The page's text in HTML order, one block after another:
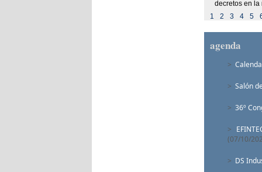
decretos en la
1
2 3 4 5
agenda
>
> Salón
> 36º
>
(07/10/
> DS